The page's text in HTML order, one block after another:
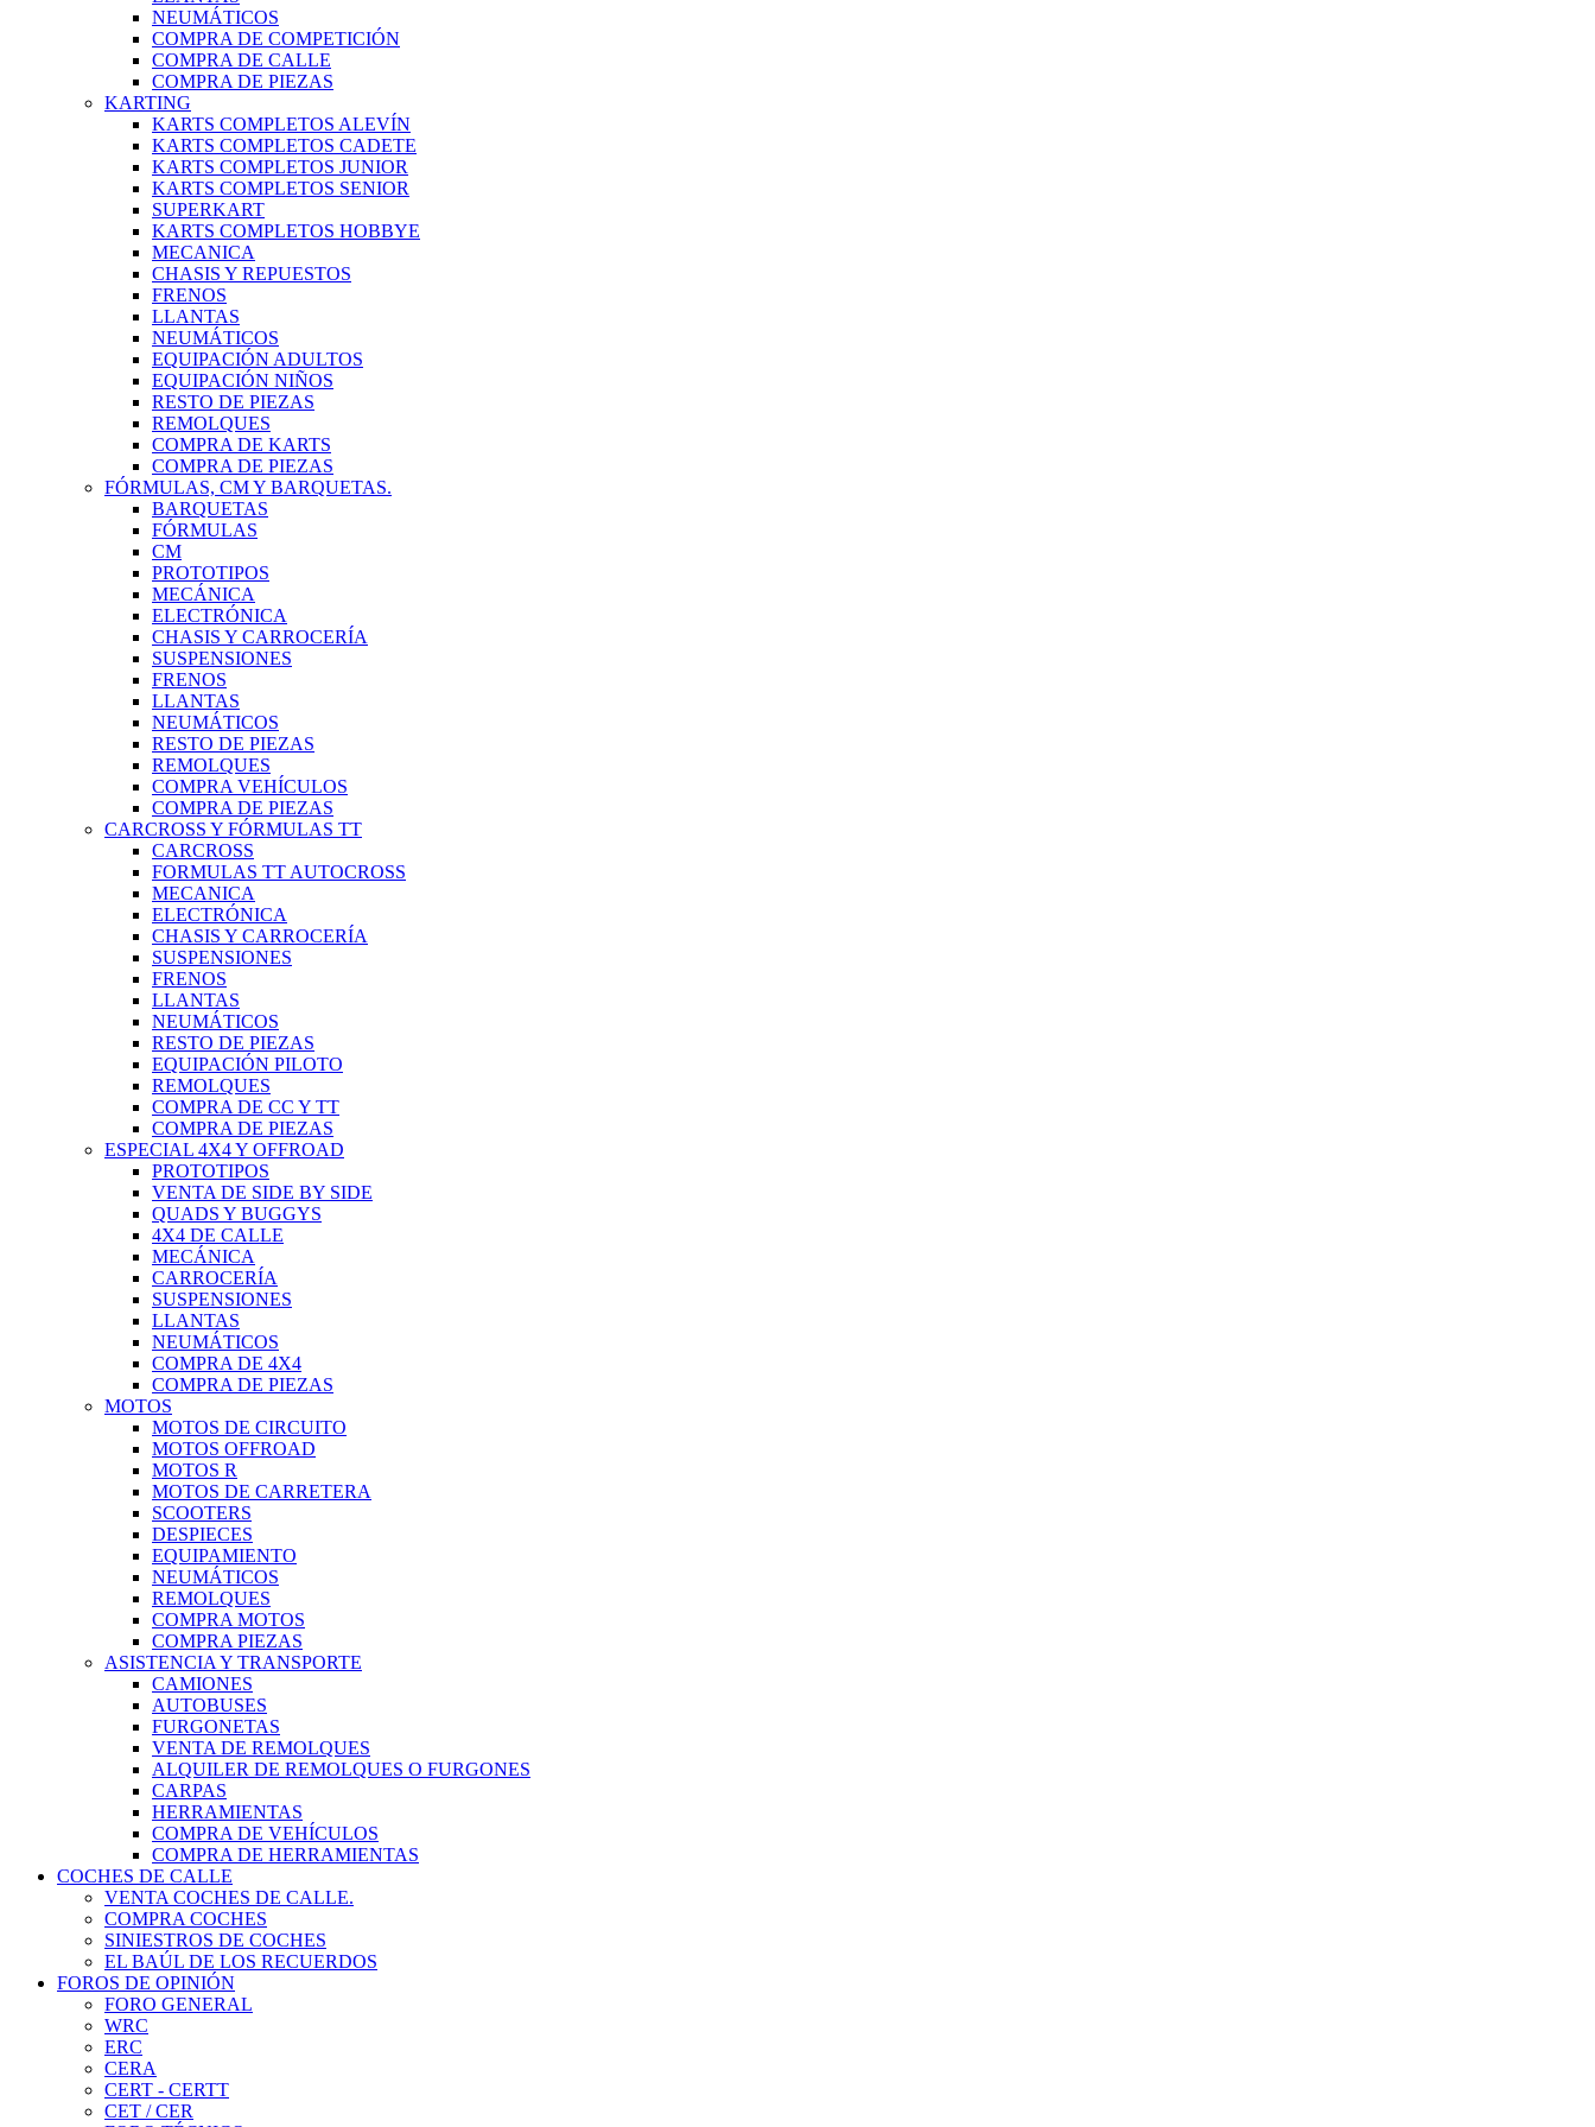
NEUMÁTICOS
COMPRA DE COMPETICIÓN
COMPRA DE CALLE
COMPRA DE PIEZAS
KARTING
KARTS COMPLETOS ALEVÍN
KARTS COMPLETOS CADETE
KARTS COMPLETOS JUNIOR
KARTS COMPLETOS SENIOR
SUPERKART
KARTS COMPLETOS HOBBYE
MECANICA
CHASIS Y REPUESTOS
FRENOS
LLANTAS
NEUMÁTICOS
EQUIPACIÓN ADULTOS
EQUIPACIÓN NIÑOS
RESTO DE PIEZAS
REMOLQUES
COMPRA DE KARTS
COMPRA DE PIEZAS
FÓRMULAS, CM Y BARQUETAS.
BARQUETAS
FÓRMULAS
CM
PROTOTIPOS
MECÁNICA
ELECTRÓNICA
CHASIS Y CARROCERÍA
SUSPENSIONES
FRENOS
LLANTAS
NEUMÁTICOS
RESTO DE PIEZAS
REMOLQUES
COMPRA VEHÍCULOS
COMPRA DE PIEZAS
CARCROSS Y FÓRMULAS TT
CARCROSS
FORMULAS TT AUTOCROSS
MECANICA
ELECTRÓNICA
CHASIS Y CARROCERÍA
SUSPENSIONES
FRENOS
LLANTAS
NEUMÁTICOS
RESTO DE PIEZAS
EQUIPACIÓN PILOTO
REMOLQUES
COMPRA DE CC Y TT
COMPRA DE PIEZAS
ESPECIAL 4X4 Y OFFROAD
PROTOTIPOS
VENTA DE SIDE BY SIDE
QUADS Y BUGGYS
4X4 DE CALLE
MECÁNICA
CARROCERÍA
SUSPENSIONES
LLANTAS
NEUMÁTICOS
COMPRA DE 4X4
COMPRA DE PIEZAS
MOTOS
MOTOS DE CIRCUITO
MOTOS OFFROAD
MOTOS R
MOTOS DE CARRETERA
SCOOTERS
DESPIECES
EQUIPAMIENTO
NEUMÁTICOS
REMOLQUES
COMPRA MOTOS
COMPRA PIEZAS
ASISTENCIA Y TRANSPORTE
CAMIONES
AUTOBUSES
FURGONETAS
VENTA DE REMOLQUES
ALQUILER DE REMOLQUES O FURGONES
CARPAS
HERRAMIENTAS
COMPRA DE VEHÍCULOS
COMPRA DE HERRAMIENTAS
COCHES DE CALLE
VENTA COCHES DE CALLE.
COMPRA COCHES
SINIESTROS DE COCHES
EL BAÚL DE LOS RECUERDOS
FOROS DE OPINIÓN
FORO GENERAL
WRC
ERC
CERA
CERT - CERTT
CET / CER